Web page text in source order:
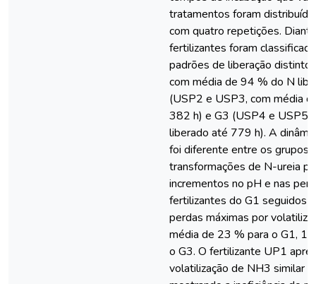
tratamentos foram
com quatro repetições.
fertilizantes foram
padrões de liberação
com média de 94 % do N
(USP2 e USP3, com média
382 h) e G3 (USP4 e USP5,
liberado até 779 h). A
foi diferente entre os grupos,
transformações de N-ureia
incrementos no pH e nas
fertilizantes do G1 seguidos
perdas máximas por
média de 23 % para o G1,
o G3. O fertilizante UP1
volatilização de NH3 similar